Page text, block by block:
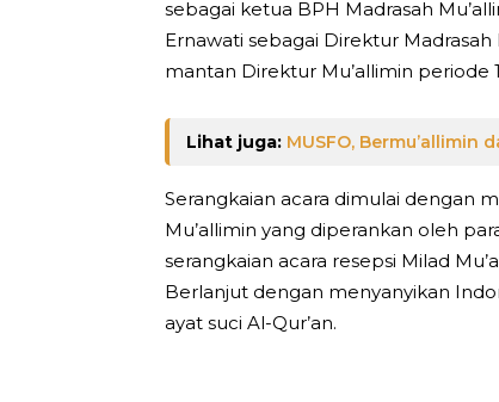
sebagai ketua BPH Madrasah
Ernawati sebagai Direktur
mantan Direktur Mu’allimin periode
Lihat juga: MUSFO, Bermu’allimin
Serangkaian acara dimulai dengan
Mu’allimin yang diperankan oleh
serangkaian acara resepsi Milad
Berlanjut dengan menyanyikan
ayat suci Al-Qur’an.